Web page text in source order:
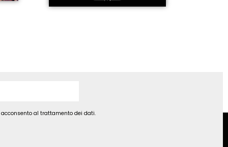
al trattamento dei dati.